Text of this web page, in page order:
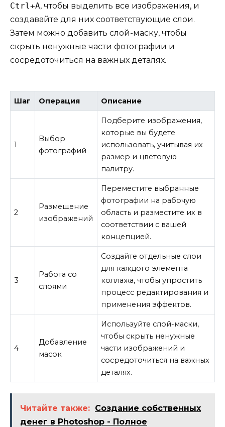
Ctrl+A, чтобы выделить все изображения, и
создавайте для них соответствующие слои.
Затем можно добавить слой-маску, чтобы
скрыть ненужные части фотографии и
сосредоточиться на важных деталях.
Шаг Операция Описание
1
Выбор
фотографий
Подберите изображения,
которые вы будете
использовать, учитывая их
размер и цветовую
палитру.
2
Размещение
изображений
Переместите выбранные
фотографии на рабочую
область и разместите их в
соответствии с вашей
концепцией.
3
Работа со
слоями
Создайте отдельные слои
для каждого элемента
коллажа, чтобы упростить
процесс редактирования и
применения эффектов.
4
Добавление
масок
Используйте слой-маски,
чтобы скрыть ненужные
части изображений и
сосредоточиться на важных
деталях.
Читайте также: Создание собственных
денег в Photoshop - Полное